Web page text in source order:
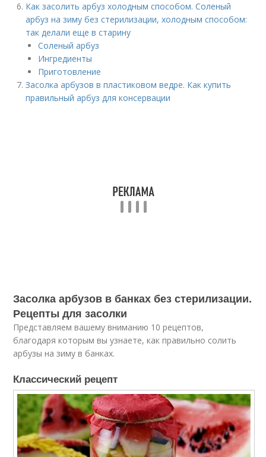
Как засолить арбуз холодным способом. Соленый
арбуз на зиму без стерилизации, холодным способом:
так делали еще в старину
Соленый арбуз
Ингредиенты
Приготовление
Засолка арбузов в пластиковом ведре. Как купить
правильный арбуз для консервации
Засолка арбузов в банках без стерилизации.
Рецепты для засолки
Представляем вашему вниманию 10 рецептов,
благодаря которым вы узнаете, как правильно солить
арбузы на зиму в банках.
Классический рецепт